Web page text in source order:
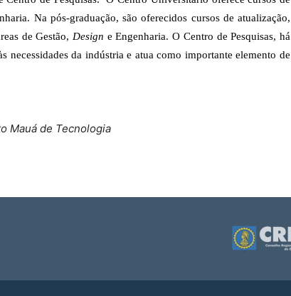
Na pós-graduação, são oferecidos cursos de atualização,
de Gestão, Design e Engenharia. O Centro de Pesquisas, há
necessidades da indústria e atua como importante elemento de
Mauá de Tecnologia